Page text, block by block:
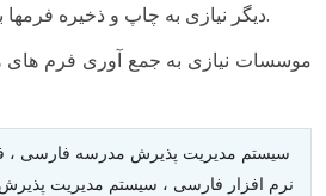
دیگر نیازی به چاپ و ذخیره فرمها به طور جداگانه نیست.
موسسات نیازی به جمع آوری فرم های
سیستم مدیریت پذیرش مدرسه فارسی ،
نرم افزار فارسی ، سیستم مدیریت